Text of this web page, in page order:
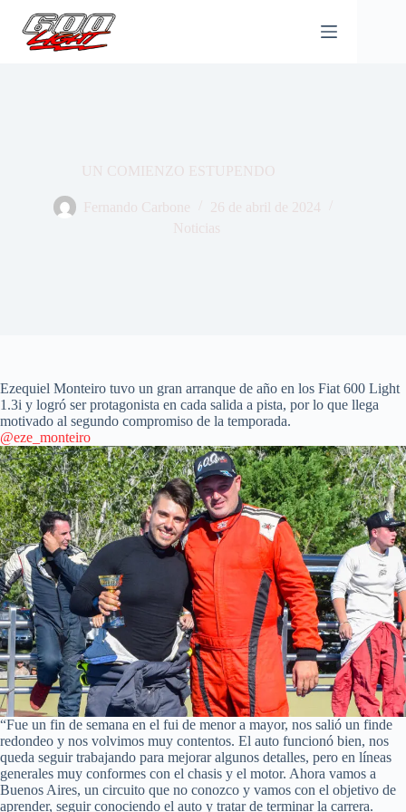
contenido
UN COMIENZO ESTUPENDO
Fernando Carbone
26 de abril de 2024
Noticias
Ezequiel Monteiro tuvo un gran arranque de año en los Fiat 600 Light
1.3i y logró ser protagonista en cada salida a pista, por lo que llega
motivado al segundo compromiso de la temporada.
@eze_monteiro
“Fue un fin de semana en el fui de menor a mayor, nos salió un finde
redondeo y nos volvimos muy contentos. El auto funcionó bien, nos
queda seguir trabajando para mejorar algunos detalles, pero en líneas
generales muy conformes con el chasis y el motor. Ahora vamos a
Buenos Aires, un circuito que no conozco y vamos con el objetivo de
aprender, seguir conociendo el auto y tratar de terminar la carrera.